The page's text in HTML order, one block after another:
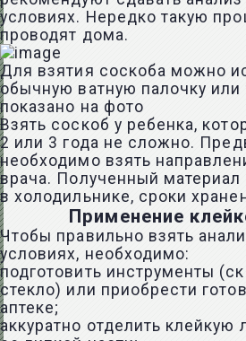
условиях. Нередко такую
проводят дома.
Для взятия соскоба можно
обычную ватную палочку или
показано на фото
Взять соскоб у ребенка,
2 или 3 года не сложно.
необходимо взять
врача. Полученный
в холодильнике, сроки
Применение
Чтобы правильно взять
условиях, необходимо:
подготовить инструменты
стекло) или приобрести
аптеке;
аккуратно отделить клейкую